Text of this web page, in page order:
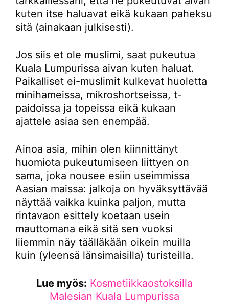
kuten itse haluavat eikä kukaan paheksu
sitä (ainakaan julkisesti).
Jos siis et ole muslimi, saat pukeutua
Kuala Lumpurissa aivan kuten haluat.
Paikalliset ei-muslimit kulkevat huoletta
minihameissa, mikroshortseissa, t-
paidoissa ja topeissa eikä kukaan
ajattele asiaa sen enempää.
Ainoa asia, mihin olen kiinnittänyt
huomiota pukeutumiseen liittyen on
sama, joka nousee esiin useimmissa
Aasian maissa: jalkoja on hyväksyttävää
näyttää vaikka kuinka paljon, mutta
rintavaon esittely koetaan usein
mauttomana eikä sitä sen vuoksi
liiemmin näy täälläkään oikein muilla
kuin (yleensä länsimaisilla) turisteilla.
Lue myös: Kosmetiikkaostoksilla
Malesian Kuala Lumpurissa